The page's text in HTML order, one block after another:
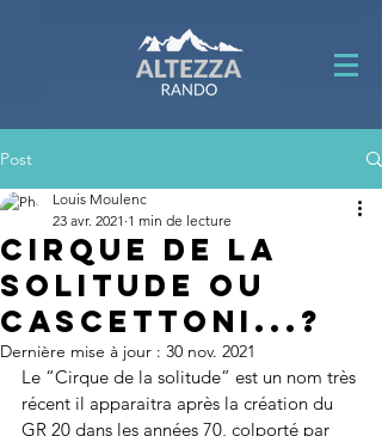
Post
Cirque de la
solitude ou
Cascettoni...?
Louis Moulenc
23 avr. 2021 1 min de lecture
Dernière mise à jour : 30 nov. 2021
Le “Cirque de la solitude” est un nom très
récent il apparaitra après la création du
GR 20 dans les années 70, colporté par